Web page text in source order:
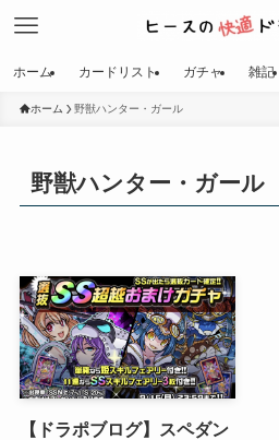
ホーム カードリスト ガチャ 雑記
ホーム 野獣ハンター・ガール
野獣ハンター・ガール
【ドラポブログ】スペダン